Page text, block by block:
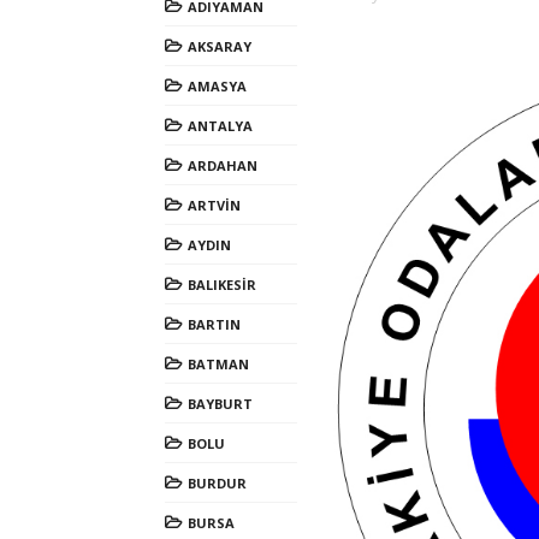
ADIYAMAN
AKSARAY
AMASYA
ANTALYA
ARDAHAN
ARTVİN
AYDIN
BALIKESİR
BARTIN
BATMAN
BAYBURT
BOLU
BURDUR
BURSA